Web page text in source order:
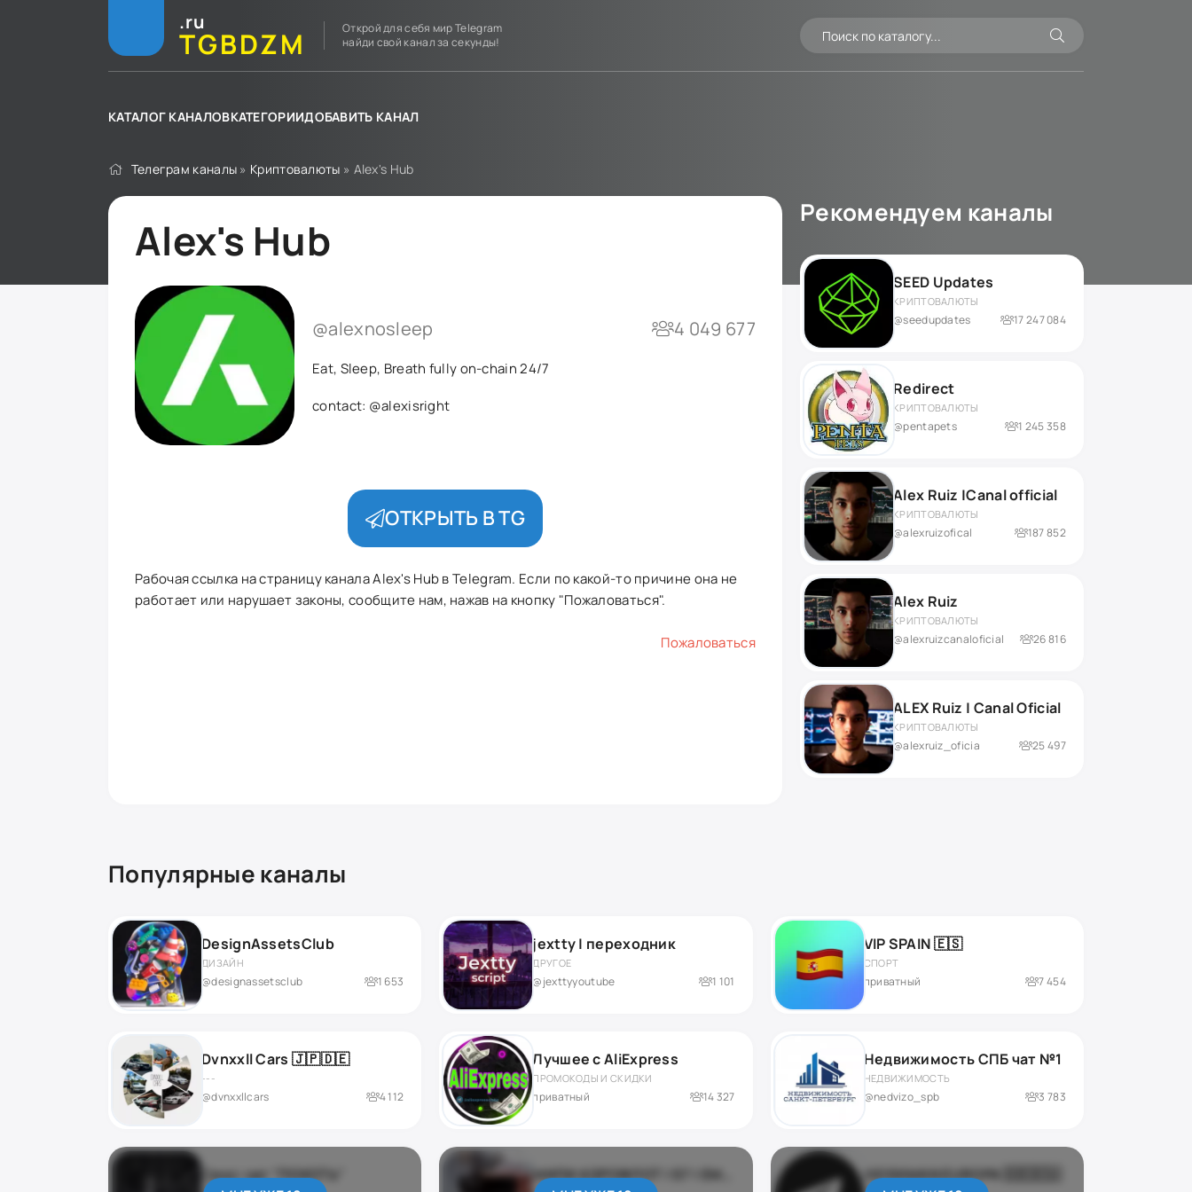
.ru
TGBDZM
Открой для себя мир Telegram
найди свой канал за секунды!
КАТАЛОГ КАНАЛОВКАТЕГОРИИДОБАВИТЬ КАНАЛ
Телеграм каналы » Криптовалюты » Alex's Hub
Alex's Hub
@alexnosleep 4 049 677
Eat, Sleep, Breath fully on-chain 24/7
contact: @alexisright
ОТКРЫТЬ В TG
Рабочая ссылка на страницу канала Alex's Hub в Telegram. Если по какой-то причине она не
работает или нарушает законы, сообщите нам, нажав на кнопку "Пожаловаться".
Пожаловаться
Рекомендуем каналы
SEED Updates
КРИПТОВАЛЮТЫ
@seedupdates 17 247 084
Redirect
КРИПТОВАЛЮТЫ
@pentapets 1 245 358
Alex Ruiz |Canal official
КРИПТОВАЛЮТЫ
@alexruizofical 187 852
Alex Ruiz
КРИПТОВАЛЮТЫ
@alexruizcanaloficial 26 816
ALEX Ruiz | Canal Oficial
КРИПТОВАЛЮТЫ
@alexruiz_oficia 25 497
Популярные каналы
DesignAssetsClub
ДИЗАЙН
@designassetsclub 1 653
jextty | переходник
ДРУГОЕ
@jexttyyoutube 1 101
VIP SPAIN 🇪🇸
СПОРТ
приватный 7 454
Dvnxxll Cars 🇯🇵🇩🇪
---
@dvnxxllcars 4 112
Лучшее с AliExpress
ПРОМОКОДЫ И СКИДКИ
приватный 14 327
Недвижимость СПБ чат №1
НЕДВИЖИМОСТЬ
@nedvizo_spb 3 783
Секс-чат "ПОХОТЬ" KIOSKMAN EUROPA 🇩🇪🇪🇺